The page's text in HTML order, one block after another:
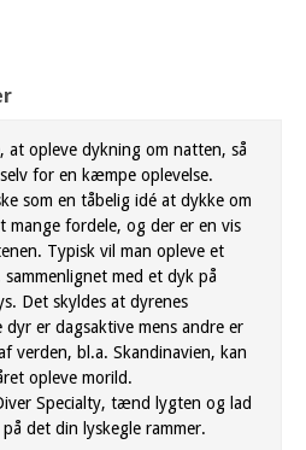
at opleve dykning om natten, så
for en kæmpe oplevelse.
som en tåbelig idé at dykke om
fordele, og der er en vis
Typisk vil man opleve et
med et dyk på
Det skyldes at dyrenes
er dagsaktive mens andre er
verden, bl.a. Skandinavien, kan
opleve morild.
Specialty, tænd lygten og lad
det din lyskegle rammer.